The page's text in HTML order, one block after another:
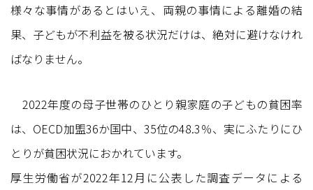
様々な事情があるとはいえ、両親の事情による離婚の結
果、子どもが不利益を被る状況だけは、絶対に避けなけれ
ばなりません。
2022年度の母子世帯のひとり親家庭の子どもの貧困率
は、OECD加盟36か国中、35位の48.3％、実にふたりにひ
とりが貧困状況におかれています。
厚生労働省が2022年12月に公表した調査データによる